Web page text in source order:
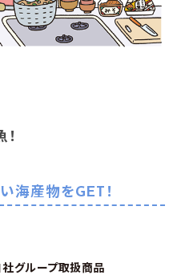
海産物をGET！
グループ取扱商品